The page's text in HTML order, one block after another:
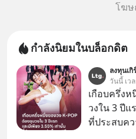
โฆ
กำลังนิยมในบล็อกดิต
ลงทุนเกิ
วันนี้ เว
เกือบครึ่งห
วงใน 3 ปีแ
ที่ประสบคว